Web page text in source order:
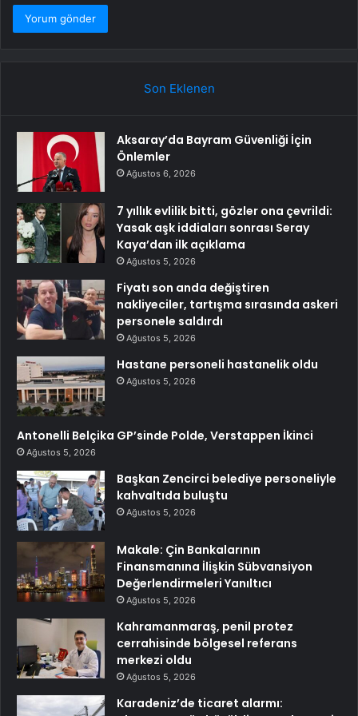
Son Eklenen
Aksaray’da Bayram Güvenliği İçin
Önlemler
Ağustos 6, 2026
7 yıllık evlilik bitti, gözler ona çevrildi:
Yasak aşk iddiaları sonrası Seray
Kaya’dan ilk açıklama
Ağustos 5, 2026
Fiyatı son anda değiştiren
nakliyeciler, tartışma sırasında askeri
personele saldırdı
Ağustos 5, 2026
Hastane personeli hastanelik oldu
Ağustos 5, 2026
Antonelli Belçika GP’sinde Polde, Verstappen İkinci
Ağustos 5, 2026
Başkan Zencirci belediye personeliyle
kahvaltıda buluştu
Ağustos 5, 2026
Makale: Çin Bankalarının
Finansmanına İlişkin Sübvansiyon
Değerlendirmeleri Yanıltıcı
Ağustos 5, 2026
Kahramanmaraş, penil protez
cerrahisinde bölgesel referans
merkezi oldu
Ağustos 5, 2026
Karadeniz’de ticaret alarmı: